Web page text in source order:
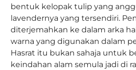
bentuk kelopak tulip yang
lavendernya yang tersendiri.
diterjemahkan ke dalam arka
warna yang digunakan dalam
Hasrat itu bukan sahaja untuk
keindahan alam semula jadi di